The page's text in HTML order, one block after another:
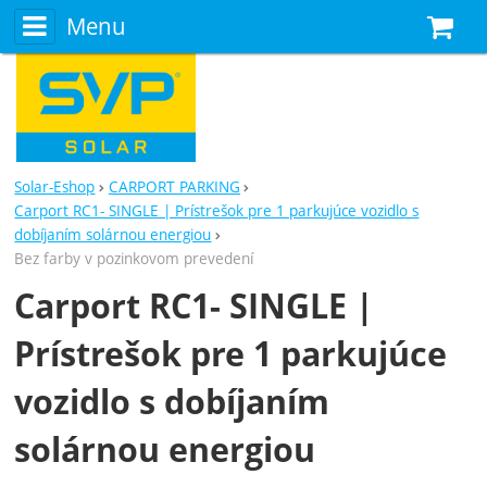
Menu
Solar-Eshop
CARPORT PARKING
Carport RC1- SINGLE | Prístrešok pre 1 parkujúce vozidlo s
dobíjaním solárnou energiou
Bez farby v pozinkovom prevedení
Carport RC1- SINGLE |
Prístrešok pre 1 parkujúce
vozidlo s dobíjaním
solárnou energiou